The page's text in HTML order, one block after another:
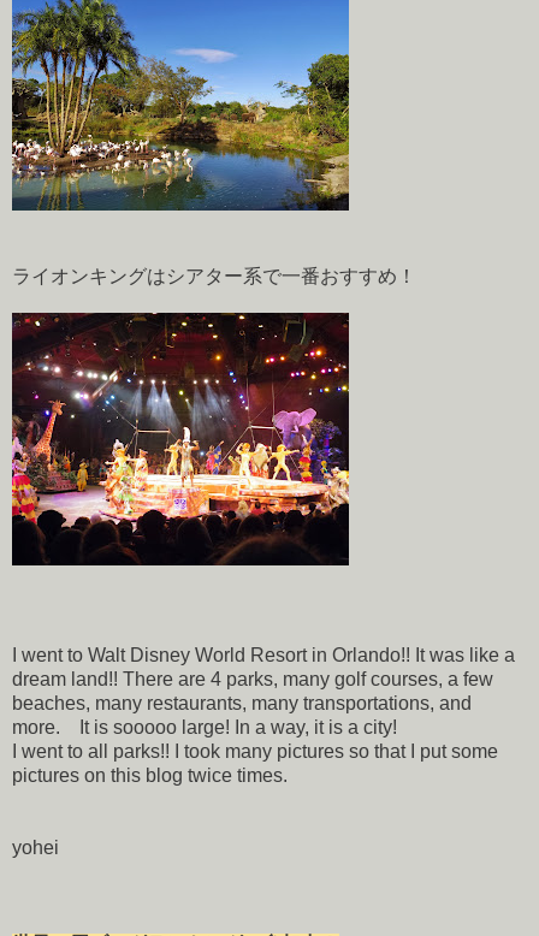
ライオンキングはシアター系で一番おすすめ！
I went to Walt Disney World Resort in Orlando!! It was like a
dream land!! There are 4 parks, many golf courses, a few
beaches, many restaurants, many transportations, and
more. It is sooooo large! In a way, it is a city!
I went to all parks!! I took many pictures so that I put some
pictures on this blog twice times.
yohei